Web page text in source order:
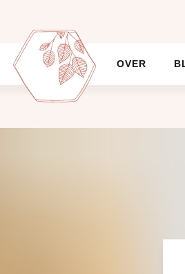
OVER